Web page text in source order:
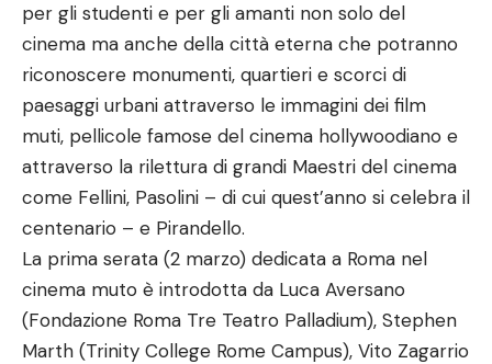
per gli studenti e per gli amanti non solo del
cinema ma anche della città eterna che potranno
riconoscere monumenti, quartieri e scorci di
paesaggi urbani attraverso le immagini dei film
muti, pellicole famose del cinema hollywoodiano e
attraverso la rilettura di grandi Maestri del cinema
come Fellini, Pasolini – di cui quest’anno si celebra il
centenario – e Pirandello.
La prima serata (2 marzo) dedicata a Roma nel
cinema muto è introdotta da Luca Aversano
(Fondazione Roma Tre Teatro Palladium), Stephen
Marth (Trinity College Rome Campus), Vito Zagarrio